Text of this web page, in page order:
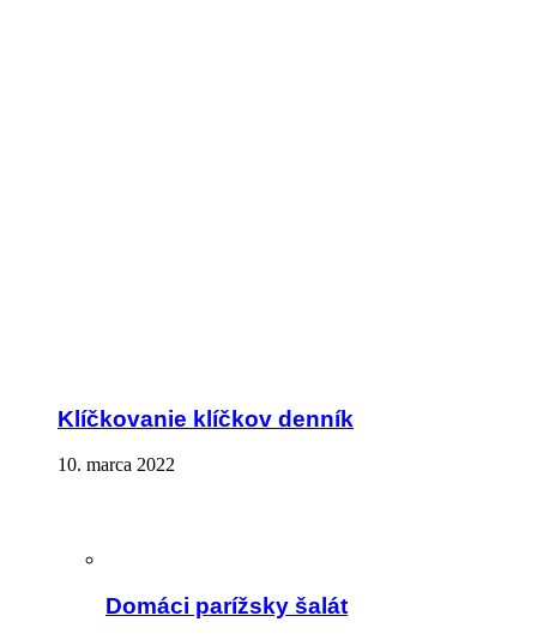
Klíčkovanie klíčkov denník
10. marca 2022
Domáci parížsky šalát